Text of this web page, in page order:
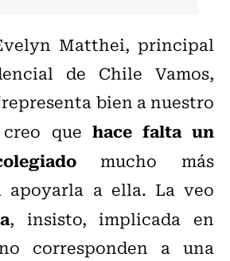
Matthei, principal
de Chile Vamos,
bien a nuestro
que hace falta un
mucho más
apoyarla a ella. La veo
, insisto, implicada en
corresponden a una